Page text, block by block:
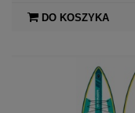
DO KOSZYKA